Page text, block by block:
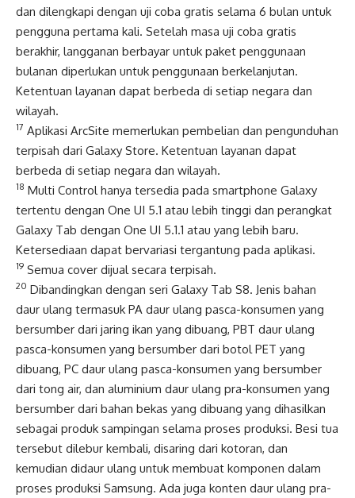
dan dilengkapi dengan uji coba gratis selama 6 bulan untuk
pengguna pertama kali. Setelah masa uji coba gratis
berakhir, langganan berbayar untuk paket penggunaan
bulanan diperlukan untuk penggunaan berkelanjutan.
Ketentuan layanan dapat berbeda di setiap negara dan
wilayah.
17 Aplikasi ArcSite memerlukan pembelian dan pengunduhan
terpisah dari Galaxy Store. Ketentuan layanan dapat
berbeda di setiap negara dan wilayah.
18 Multi Control hanya tersedia pada smartphone Galaxy
tertentu dengan One UI 5.1 atau lebih tinggi dan perangkat
Galaxy Tab dengan One UI 5.1.1 atau yang lebih baru.
Ketersediaan dapat bervariasi tergantung pada aplikasi.
19 Semua cover dijual secara terpisah.
20 Dibandingkan dengan seri Galaxy Tab S8. Jenis bahan
daur ulang termasuk PA daur ulang pasca-konsumen yang
bersumber dari jaring ikan yang dibuang, PBT daur ulang
pasca-konsumen yang bersumber dari botol PET yang
dibuang, PC daur ulang pasca-konsumen yang bersumber
dari tong air, dan aluminium daur ulang pra-konsumen yang
bersumber dari bahan bekas yang dibuang yang dihasilkan
sebagai produk sampingan selama proses produksi. Besi tua
tersebut dilebur kembali, disaring dari kotoran, dan
kemudian didaur ulang untuk membuat komponen dalam
proses produksi Samsung. Ada juga konten daur ulang pra-